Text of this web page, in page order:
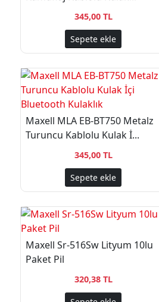
345,00 TL
Sepete ekle
Maxell MLA EB-BT750 Metalz
Turuncu Kablolu Kulak İ...
345,00 TL
Sepete ekle
Maxell Sr-516Sw Lityum 10lu
Paket Pil
320,38 TL